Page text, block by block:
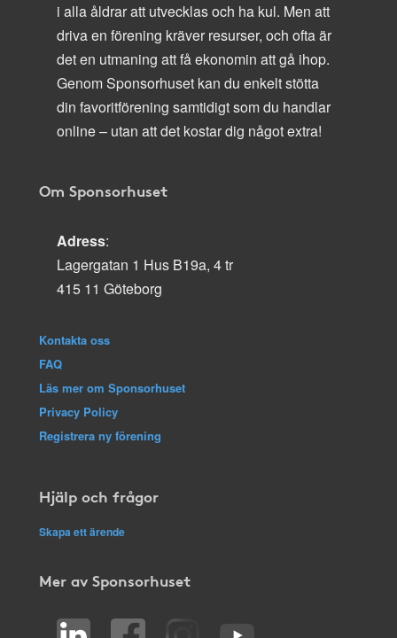
i alla åldrar att utvecklas och ha kul. Men att
driva en förening kräver resurser, och ofta är
det en utmaning att få ekonomin att gå ihop.
Genom Sponsorhuset kan du enkelt stötta
din favoritförening samtidigt som du handlar
online – utan att det kostar dig något extra!
Om Sponsorhuset
Adress:
Lagergatan 1 Hus B19a, 4 tr
415 11 Göteborg
Kontakta oss
FAQ
Läs mer om Sponsorhuset
Privacy Policy
Registrera ny förening
Hjälp och frågor
Skapa ett ärende
Mer av Sponsorhuset